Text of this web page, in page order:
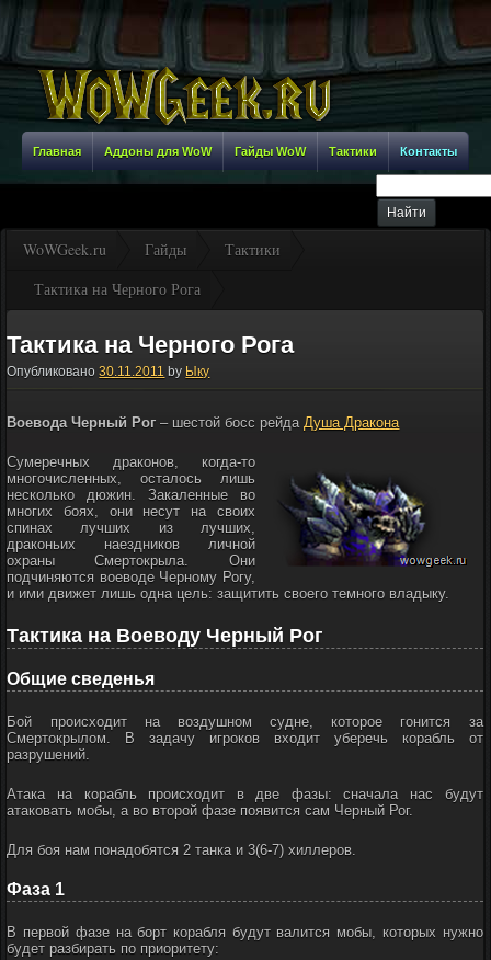
Главная Аддоны для WoW Гайды WoW Тактики Контакты
WoWGeek.ru Гайды
Тактики
Тактика на Черного Рога
Тактика на Черного Рога
Опубликовано 30.11.2011 by Ыку
Воевода Черный Рог – шестой босс рейдаДуша Дракона
Сумеречных драконов, когда-то
многочисленных, осталось лишь
несколько дюжин. Закаленные во
многих боях, они несут на своих
спинах лучших из лучших,
драконьих наездников личной
охраны Смертокрыла. Они
подчиняются воеводе Черному Рогу,
и ими движет лишь одна цель: защитить своего темного владыку.
Тактика на Воеводу Черный Рог
Общие сведенья
Бой происходит на воздушном судне, которое гонится за
Смертокрылом. В задачу игроков входит уберечь корабль от
разрушений.
Атака на корабль происходит в две фазы: сначала нас будут
атаковать мобы, а во второй фазе появится сам Черный Рог.
Для боя нам понадобятся 2 танка и 3(6-7) хиллеров.
Фаза 1
В первой фазе на борт корабля будут валится мобы, которых нужно
будет разбирать по приоритету: